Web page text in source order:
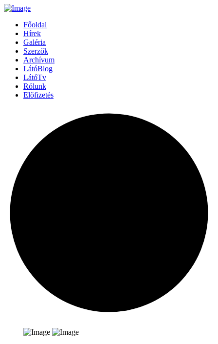
Főoldal
Hírek
Galéria
Szerzők
Archívum
LátóBlog
LátóTv
Rólunk
Előfizetés